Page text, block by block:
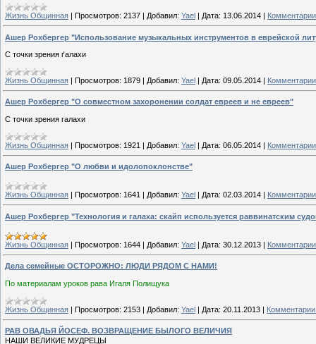
Жизнь Общинная Просмотров: 2137 Добавил: Yael Дата: 13.06.2014
Ашер Рохбергер "Использование музыкальных инструментов в еврейской
С точки зрения ґалахи
Жизнь Общинная | Просмотров: 1879 | Добавил: Yael | Дата: 09.05.2014 |
Ашер Рохбергер "О совместном захоронении солдат евреев и не евреев"
С точки зрения галахи
Жизнь Общинная | Просмотров: 1921 | Добавил: Yael | Дата: 06.05.2014 |
Ашер Рохбергер "О любви и идолопоклонстве"
Жизнь Общинная | Просмотров: 1641 | Добавил: Yael | Дата: 02.03.2014 |
Ашер Рохбергер "Технология и галаха: скайп используется раввинатским
Жизнь Общинная | Просмотров: 1644 | Добавил: Yael | Дата: 30.12.2013 |
Дела семейные ОСТОРОЖНО: ЛЮДИ РЯДОМ С НАМИ!
По материалам уроков рава Игаля Полищука
Жизнь Общинная | Просмотров: 2153 | Добавил: Yael | Дата: 20.11.2013 |
РАВ ОВАДЬЯ ЙОСЕФ. ВОЗВРАЩЕНИЕ БЫЛОГО ВЕЛИЧИЯ
НАШИ ВЕЛИКИЕ МУДРЕЦЫ